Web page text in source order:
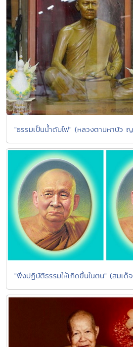
"ธรรมเป็นน้ำดับไฟ" (หลวงตามหาบัว
"พึงปฏิบัติธรรมให้เกิดขึ้นในตน" (สมเ